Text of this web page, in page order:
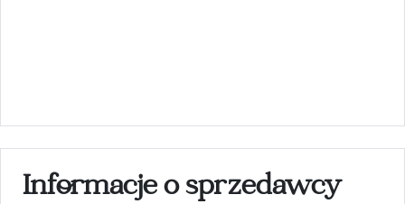
Informacje o sprzedawcy